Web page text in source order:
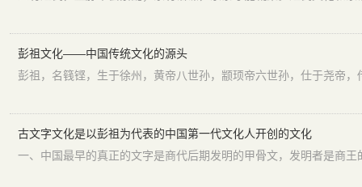
彭祖文化——中国传统文化的源头
古文字文化是以彭祖为代表的中国第一代文化人开创的文化